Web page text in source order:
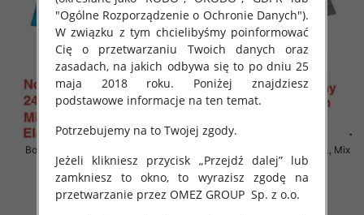
Bokserki męskie Roz M-2XL, Mix
kolor Paczka 24 szt
6.90 zł
Bokserki męskie Roz M-2XL, Mix
kolor Paczka 24 szt
6.90 zł
"Ogólne Rozporządzenie o Ochronie Danych").
W związku z tym chcielibyśmy poinformować
Cię o przetwarzaniu Twoich danych oraz
zasadach, na jakich odbywa się to po dniu 25
maja 2018 roku. Poniżej znajdziesz
podstawowe informacje na ten temat.
Potrzebujemy na to Twojej zgody.
Jeżeli klikniesz przycisk „Przejdź dalej” lub
zamkniesz to okno, to wyrazisz zgodę na
przetwarzanie przez OMEZ GROUP Sp. z o.o.